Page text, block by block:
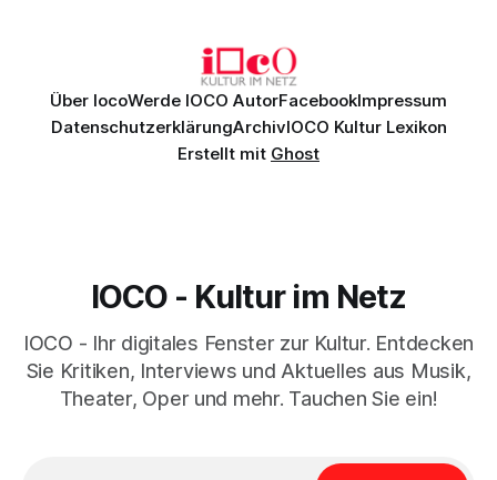
Über IocoWerde IOCO AutorFacebookImpressum
DatenschutzerklärungArchivIOCO Kultur Lexikon
Erstellt mit Ghost
IOCO - Kultur im Netz
IOCO - Ihr digitales Fenster zur Kultur. Entdecken
Sie Kritiken, Interviews und Aktuelles aus Musik,
Theater, Oper und mehr. Tauchen Sie ein!